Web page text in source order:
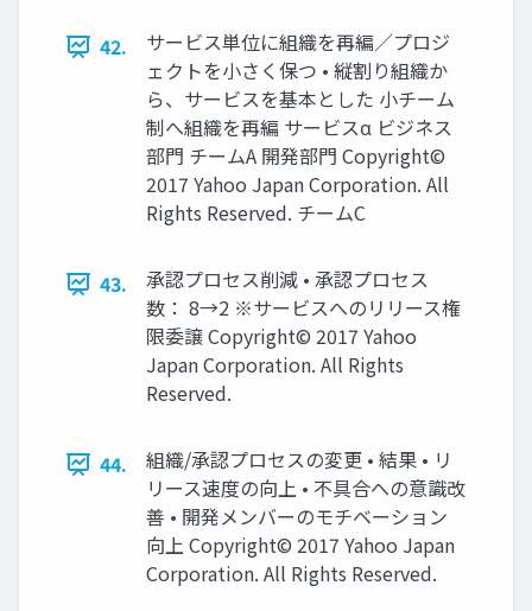
42.
サービス単位に組織を再編／プロジ
ェクトを小さく保つ • 縦割り組織か
ら、サービスを基本とした 小チーム
制へ組織を再編 サービスα ビジネス
部門 チームA 開発部門 Copyright©
2017 Yahoo Japan Corporation. All
Rights Reserved. チームC
43.
承認プロセス削減 • 承認プロセス
数： 8→2 ※サービスへのリリース権
限委譲 Copyright© 2017 Yahoo
Japan Corporation. All Rights
Reserved.
44.
組織/承認プロセスの変更 • 結果 • リ
リース速度の向上 • 不具合への意識改
善 • 開発メンバーのモチベーション
向上 Copyright© 2017 Yahoo Japan
Corporation. All Rights Reserved.